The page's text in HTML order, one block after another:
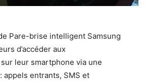
Pare-brise intelligent Samsung
d’accéder aux
leur smartphone via une
appels entrants, SMS et